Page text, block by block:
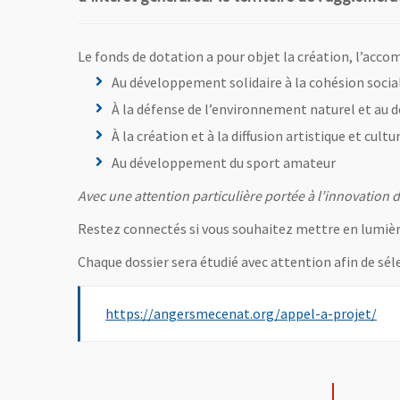
Le fonds de dotation a pour objet la création,
Au développement solidaire à la cohésion
À la défense de l’environnement naturel et au
À la création et à la diffusion artistique et
Au développement du sport amateur
Avec une attention particulière portée à l’innovation
Restez connectés si vous souhaitez mettre en
Chaque dossier sera étudié avec attention afin de
https://angersmecenat.org/appel-a-projet/,